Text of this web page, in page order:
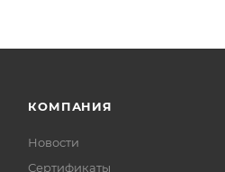
КОМПАНИЯ
Новости
Сертификаты